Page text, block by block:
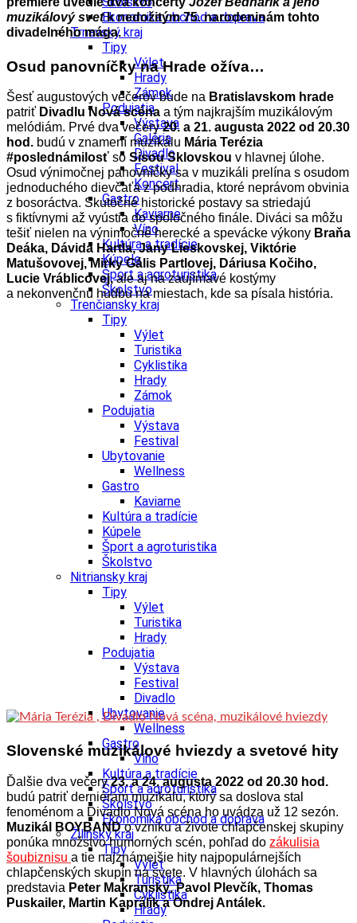
Ekonomika obchod a doprava
Trnavský kraj
Tipy
Výlet
Hrady
Zámok
Podujatia
Výstava
Galéria
Divadlo
Festival
Koncert
Gastro
Kaviarne
Víno
Kultúra a tradície
Kúpele
Šport a agroturistika
Školstvo
Trenčiansky kraj
Tipy
Výlet
Turistika
Cyklistika
Hrady
Zámok
Podujatia
Výstava
Festival
Ubytovanie
Wellness
Gastro
Kaviarne
Kultúra a tradície
Kúpele
Šport a agroturistika
Školstvo
Nitriansky kraj
Tipy
Výlet
Turistika
Hrady
Podujatia
Výstava
Festival
Divadlo
Ubytovanie
Wellness
Gastro
Víno
Kultúra a tradície
Šport a agroturistika
Školstvo
Ekonomika obchod a doprava
Žilinský kraj
Tipy
Výlet
Turistika
Cyklistika
Hrady
muzikálový svetk nedožitým 75. narodeninám tohto
divadelného mága.
Osud panovníčky na Hrade ožíva…
Šesť augustových večerov bude na Bratislavskom hrade
patriť Divadlu Nová scéna a tým najkrajším muzikálovým
melódiám. Prvé dva večery20. a 21. augusta 2022 od 20.30
hod. budú v znamení muzikálu Mária Terézia
#poslednámilosť so Sisou Sklovskou v hlavnej úlohe.
Osud výnimočnej panovníčky sa v muzikáli prelína s osudom
jednoduchého dievčaťa z podhradia, ktoré neprávom obvinia
z bosoráctva. Skutočné historické postavy sa striedajú
s fiktívnymi až vyústia do spoločného finále. Diváci sa môžu
tešiť nielen na výnimočné herecké a spevácke výkony Braňa
Deáka, Dávida Hartla, Jany Lieskovskej, Viktórie
Matušovovej, Mirky Gális Partlovej, Dáriusa Kočiho,
Lucie Vráblicovej,ale aj na zaujímavé kostýmy
a nekonvenčnú hudbu na miestach, kde sa písala história.
Slovenské muzikálové hviezdy a svetové hity
Ďalšie dva večery23. a 24. augusta 2022 od 20.30 hod.
budú patriť derniéram muzikálu, ktorý sa doslova stal
fenoménom a Divadlo Nová scéna ho uvádza už 12 sezón.
Muzikál BOYBANDo vzniku a živote chlapčenskej skupiny
ponúka množstvo humorných scén, pohľad do zákulisia
šoubiznisu a tie najznámejšie hity najpopulárnejších
chlapčenských skupín na svete. V hlavných úlohách sa
predstavia Peter Makranský, Pavol Plevčík, Thomas
Puskailer, Martin Kaprálik a Ondrej Antálek.